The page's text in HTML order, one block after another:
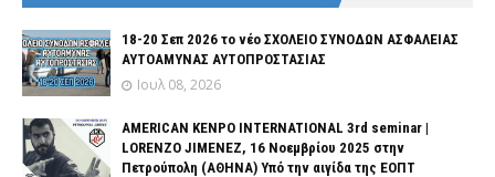
18-20 Σεπ 2026 το νέο ΣΧΟΛΕΙΟ ΣΥΝΟΔΩΝ ΑΣΦΑΛΕΙΑΣ
ΑΥΤΟΑΜΥΝΑΣ ΑΥΤΟΠΡΟΣΤΑΣΙΑΣ
Ιουλ 08, 2026
AMERICAN KENPO INTERNATIONAL 3rd seminar |
LORENZO JIMENEZ, 16 Νοεμβρίου 2025 στην
Πετρούπολη (ΑΘΗΝΑ) Υπό την αιγίδα της ΕΟΠΤ